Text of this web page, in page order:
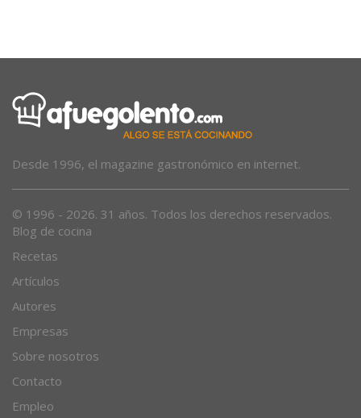
Desde 1996, el magazine gastronómico en internet.
© 1996 - 2026. 31 años. Todos los derechos reservados.
Blog de cocina
Recetas
Artículos
Autores
Empresas
Sobre nosotros
Contacto
Empleo